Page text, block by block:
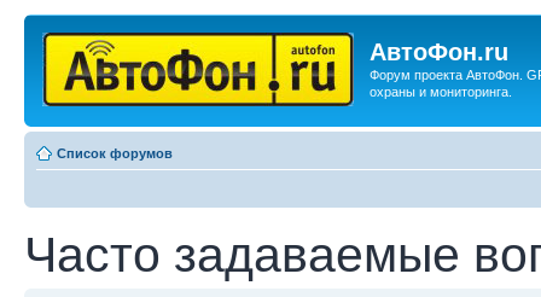
АвтоФон.ru
Форум проекта АвтоФон.
охраны и мониторинга.
Список форумов
Часто задаваемые